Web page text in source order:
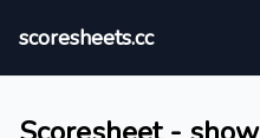
scoresheets.cc